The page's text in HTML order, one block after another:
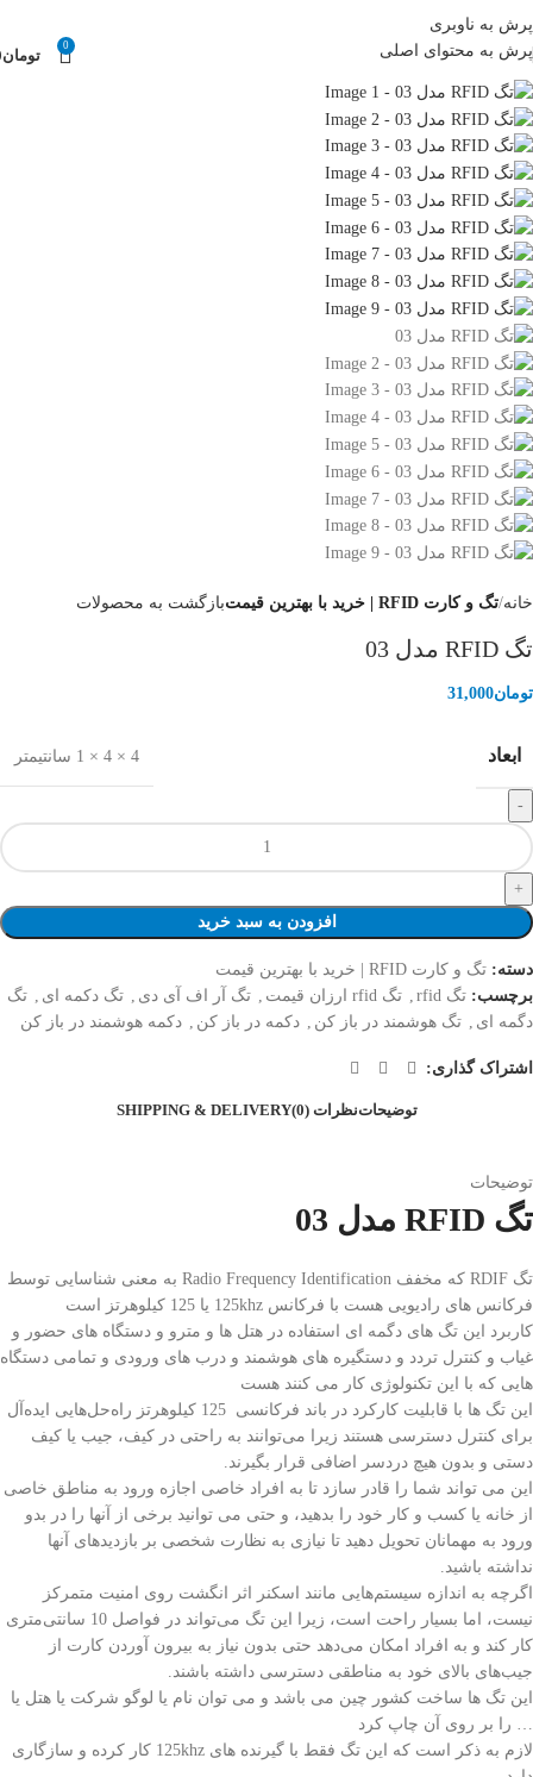
پرش به ناوبری
پرش به محتوای اصلی
0
تومان
خانه تگ و کارت RFID | خرید با بهترین قیمت بازگشت به محصولات
تگ RFID مدل 03
تومان31,000
ابعاد 4 × 4 × 1 سانتیمتر
افزودن به سبد خرید
دسته: تگ و کارت RFID | خرید با بهترین قیمت
برچسب: تگ rfid , تگ rfid ارزان قیمت , تگ آر اف آی دی , تگ دکمه ای , تگ
دگمه ای , تگ هوشمند در باز کن , دکمه در باز کن , دکمه هوشمند در باز کن
اشتراک گذاری:
توضیحاتنظرات (0) SHIPPING & DELIVERY
توضیحات
تگ RFID مدل 03
تگ RDIF که مخفف Radio Frequency Identification به معنی شناسایی توسط
فرکانس های رادیویی هست با فرکانس 125khz یا 125 کیلوهرتز است
کاربرد این تگ های دگمه ای استفاده در هتل ها و مترو و دستگاه های حضور و
غیاب و کنترل تردد و دستگیره های هوشمند و درب های ورودی و تمامی دستگاه
هایی که با این تکنولوژی کار می کنند هست
این تگ ها با قابلیت کارکرد در باند فرکانسی 125 کیلوهرتز راه‌حل‌هایی ایده‌آل
برای کنترل دسترسی هستند زیرا می‌توانند به راحتی در کیف، جیب یا کیف
دستی و بدون هیچ دردسر اضافی قرار بگیرند.
این می تواند شما را قادر سازد تا به افراد خاصی اجازه ورود به مناطق خاصی
از خانه یا کسب و کار خود را بدهید، و حتی می توانید برخی از آنها را در بدو
ورود به مهمانان تحویل دهید تا نیازی به نظارت شخصی بر بازدیدهای آنها
نداشته باشید.
اگرچه به اندازه سیستم‌هایی مانند اسکنر اثر انگشت روی امنیت متمرکز
نیست، اما بسیار راحت است، زیرا این تگ می‌تواند در فواصل 10 سانتی‌متری
کار کند و به افراد امکان می‌دهد حتی بدون نیاز به بیرون آوردن کارت از
جیب‌های بالای خود به مناطقی دسترسی داشته باشند.
این تگ ها ساخت کشور چین می باشد و می توان نام یا لوگو شرکت یا هتل یا
… را بر روی آن چاپ کرد
لازم به ذکر است که این تگ فقط با گیرنده های 125khz کار کرده و سازگاری